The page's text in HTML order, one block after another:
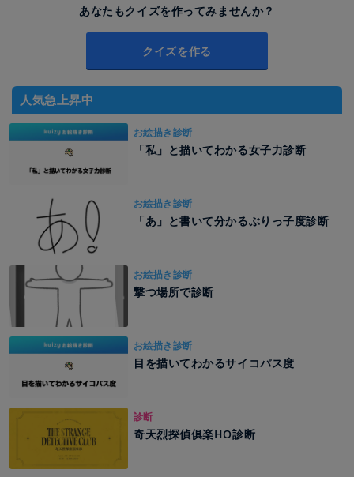
あなたもクイズを作ってみませんか？
クイズを作る
人気急上昇中
お絵描き診断
「私」と描いてわかる女子力診断
お絵描き診断
「あ」と書いて分かるぶりっ子度診断
お絵描き診断
撃つ場所で診断
お絵描き診断
目を描いてわかるサイコパス度
診断
奇天烈探偵俱楽HO診断